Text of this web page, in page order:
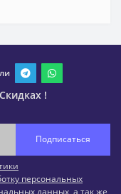
!
Подписаться
персональных
данных , а так же